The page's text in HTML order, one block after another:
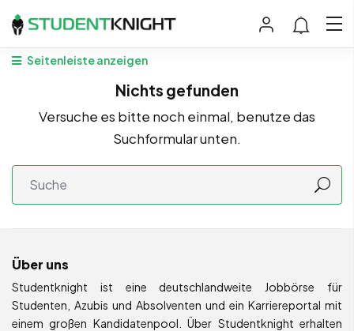
Seitenleiste anzeigen
Nichts gefunden
Versuche es bitte noch einmal, benutze das
Suchformular unten.
Über uns
Studentknight ist eine deutschlandweite Jobbörse für
Studenten, Azubis und Absolventen und ein Karriereportal mit
einem großen Kandidatenpool. Über Studentknight erhalten